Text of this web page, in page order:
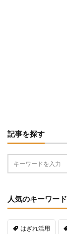
記事を探す
人気のキーワード
はぎれ活用